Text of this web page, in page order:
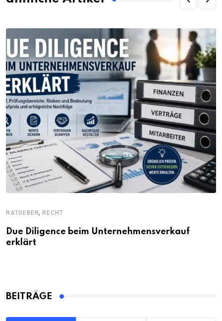
RATGEBER,RECHT
Due Diligence beim Unternehmensverkauf
erklärt
BEITRÄGE